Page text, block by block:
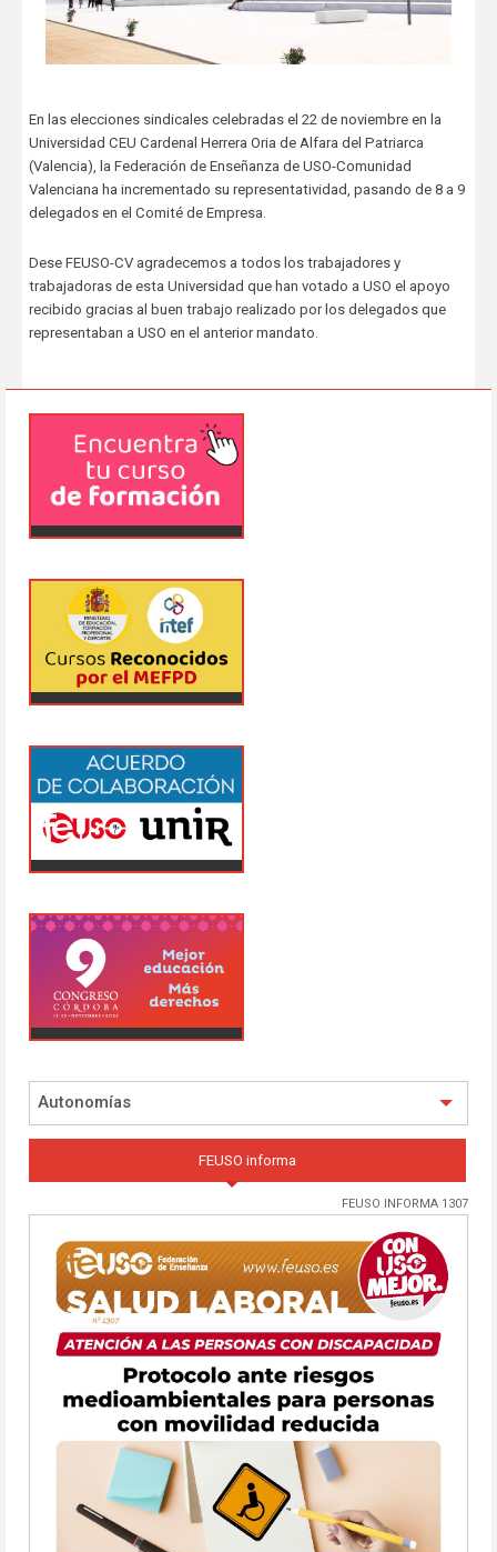
En las elecciones sindicales celebradas el 22 de noviembre en la
Universidad CEU Cardenal Herrera Oria de Alfara del Patriarca
(Valencia), la Federación de Enseñanza de USO-Comunidad
Valenciana ha incrementado su representatividad, pasando de 8 a 9
delegados en el Comité de Empresa.
Dese FEUSO-CV agradecemos a todos los trabajadores y
trabajadoras de esta Universidad que han votado a USO el apoyo
recibido gracias al buen trabajo realizado por los delegados que
representaban a USO en el anterior mandato.
Autonomías
FEUSO informa
FEUSO INFORMA 1307